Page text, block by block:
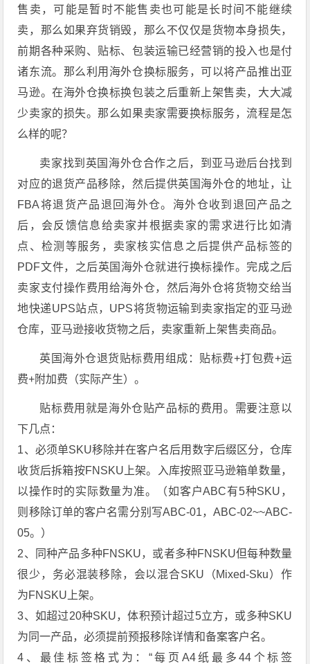
售卖，可能是暂时不能售卖也可能是长时间不能继续
卖，那么如果弃货销毁，那么不仅仅是货物本身损失，
前期各种采购、贴标、包装运输已经营销的投入也是付
诸东流。那么利用海外仓换标服务，可以将产品推出亚
马逊。在海外仓换标换包装之后重新上架售卖，大大减
少卖家的损失。那么如果卖家需要换标服务，流程是怎
么样的呢？
卖家找到英国海外仓合作之后，到亚马逊后台找到
对应的退货产品移除，然后提供英国海外仓的地址，让
FBA将退货产品退回海外仓。海外仓收到退回产品之
后，会反馈信息给卖家并根据卖家的需求进行比如清
点、检测等服务，卖家核实信息之后提供产品标签的
PDF文件，之后英国海外仓就进行换标操作。完成之后
卖家支付操作费用给海外仓，然后海外仓将货物交给当
地快递UPS站点，UPS将货物运输到卖家指定的亚马逊
仓库，亚马逊接收货物之后，卖家重新上架售卖商品。
英国海外仓退货贴标费用组成：贴标费+打包费+运
费+附加费（实际产生）。
贴标费用就是海外仓贴产品标的费用。需要注意以
下几点：
1、必须单SKU移除并在客户名后用数字后缀区分，仓库
收货后拆箱按FNSKU上架。入库按照亚马逊箱单数量，
以操作时的实际数量为准。（如客户ABC有5种SKU，
则移除订单的客户名需分别写ABC-01，ABC-02~~ABC-
05。）
2、同种产品多种FNSKU，或者多种FNSKU但每种数量
很少，务必混装移除，会以混合SKU（Mixed-Sku）作
为FNSKU上架。
3、如超过20种SKU，体积预计超过5立方，或多种SKU
为同一产品，必须提前预报移除详情和备案客户名。
4、最佳标签格式为：“每页A4纸最多44个标签